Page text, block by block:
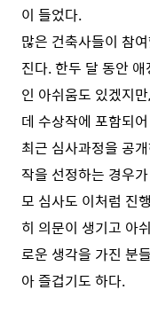
이 들었다.
많은 건축사들이 참
진다. 한두 달 동안
인 아쉬움도 있겠지
데 수상작에 포함되
최근 심사과정을 공
작을 선정하는 경우
모 심사도 이처럼 진
히 의문이 생기고 아
로운 생각을 가진 분
아 즐겁기도 하다.